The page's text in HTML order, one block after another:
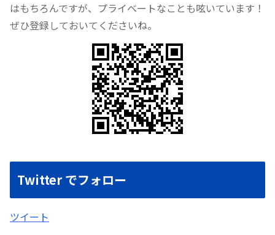
はもちろんですが、プライベートなことも呟いています！
ぜひ登録しておいてくださいね。
Twitter でフォロー
ツイート